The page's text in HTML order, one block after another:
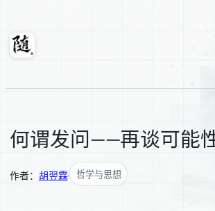
内
随轩
何谓发问——再谈可能
作者： 胡翌霖· 哲学与思想